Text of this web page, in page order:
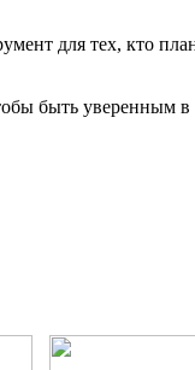
для тех, кто
быть уверенным